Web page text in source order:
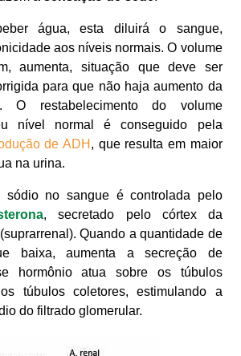
água, esta diluirá o sangue,
aos níveis normais. O volume
aumenta, situação que deve ser
para que não haja aumento da
O restabelecimento do volume
nível normal é conseguido pela
de ADH , que resulta em maior
na urina.
sódio no sangue é controlada pelo
, secretado pelo córtex da
Quando a quantidade de
baixa, aumenta a secreção de
hormônio atua sobre os túbulos
túbulos coletores, estimulando a
do filtrado glomerular.